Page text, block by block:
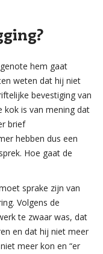
hem gaat
weten dat hij niet
bevestiging van
kok is van mening dat
brief
hebben dus een
Hoe gaat de
sprake zijn van
Volgens de
te zwaar was, dat
en dat hij niet meer
meer kon en “er